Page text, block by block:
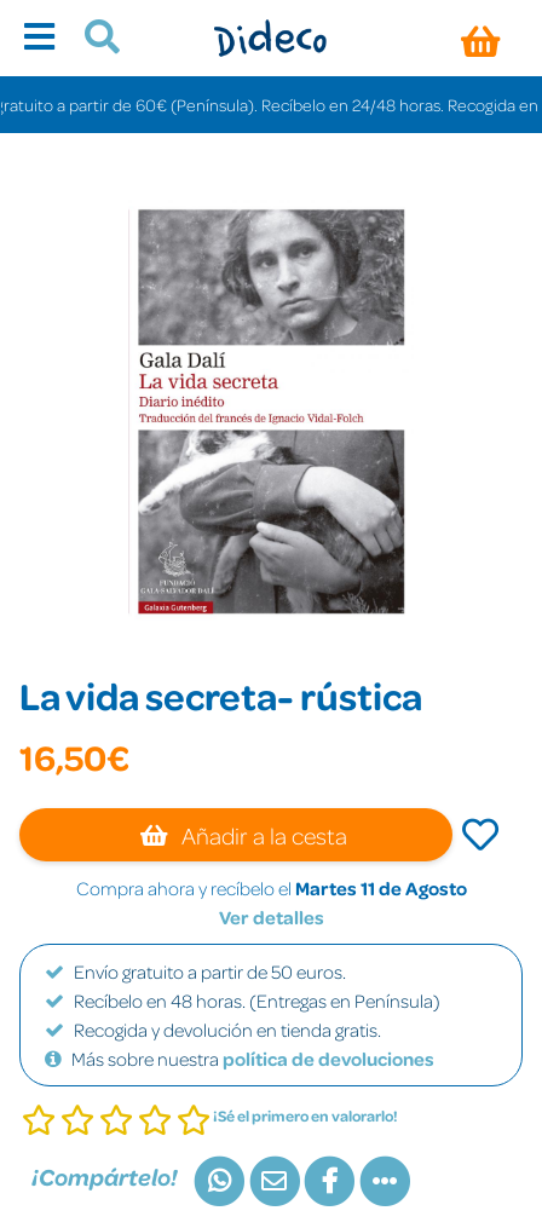
a partir de 60€ (Península). Recíbelo en 24/48 horas. Recogida en
La vida secreta- rústica
16,50€
Añadir a la cesta
Compra ahora y recíbelo el Martes 11 de Agosto
Ver detalles
Envío gratuito a partir de 50 euros.
Recíbelo en 48 horas. (Entregas en Península)
Recogida y devolución en tienda gratis.
Más sobre nuestra política de devoluciones
¡Sé el primero en valorarlo!
¡Compártelo!